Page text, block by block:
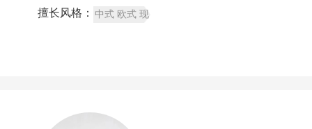
擅长风格：
中式 欧式 现